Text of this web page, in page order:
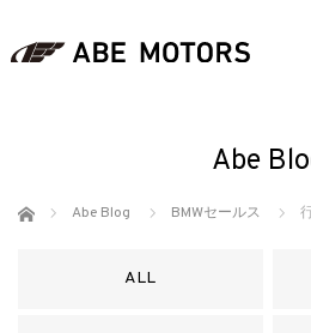
Abe
ホーム Abe Blog BMWセールス
ALL